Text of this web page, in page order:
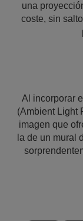
una
coste, sin
Al incorporar
(Ambient Light
imagen que
la de un mural